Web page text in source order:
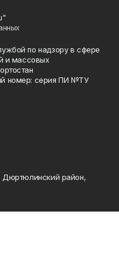
по надзору в сфере
и массовых
номер: серия ПИ №ТУ
Дюртюлинский район,